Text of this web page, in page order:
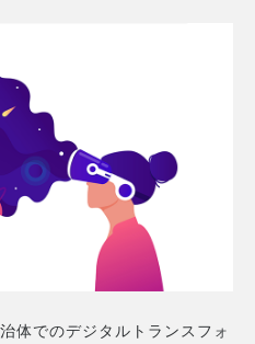
体でのデジタルトランスフォ